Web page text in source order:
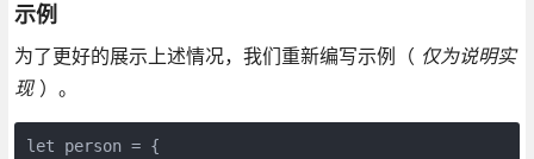
示例
为了更好的展示上述情况，我们重新编写示例（ 仅为说明实
现）。
let person = {